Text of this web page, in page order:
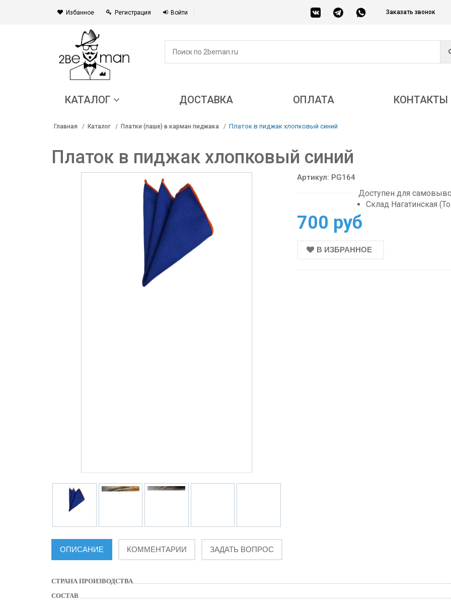
Избанное Регистрация Войти Заказать звонок
КАТАЛОГ ДОСТАВКА ОПЛАТА КОНТАКТЫ
Главная Каталог Платки (паше) в карман пиджака Платок в пиджак хлопковый синий
Платок в пиджак хлопковый синий
Артикул: PG164
Доступен для
Склад Нагатинская
700 руб
В ИЗБРАННОЕ
ОПИСАНИЕ КОММЕНТАРИИ ЗАДАТЬ ВОПРОС
СТРАНА ПРОИЗВОДСТВА
СОСТАВ